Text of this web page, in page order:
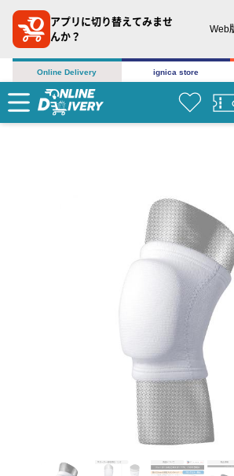
アプリに切り替えてみませ
んか？
Web
Online Delivery ignica store